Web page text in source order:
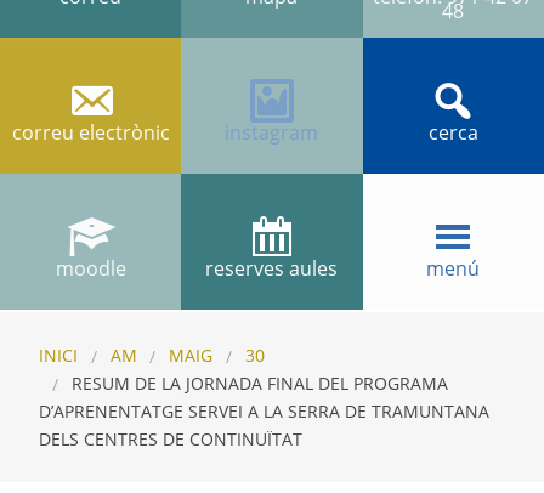
48
correu electrònic instagram cerca
moodle reserves aules menú
INICI AM MAIG
30
RESUM DE LA JORNADA FINAL DEL PROGRAMA
D’APRENENTATGE SERVEI A LA SERRA DE TRAMUNTANA
DELS CENTRES DE CONTINUÏTAT